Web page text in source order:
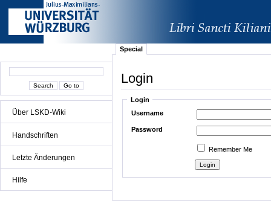
Über LSKD-Wiki
Handschriften
Letzte Änderungen
Hilfe
Special
Login
Login
Username
Password
Remember Me